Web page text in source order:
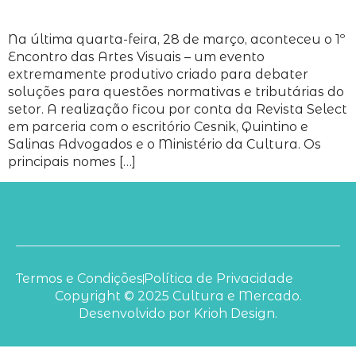
Na última quarta-feira, 28 de março, aconteceu o 1º
Encontro das Artes Visuais – um evento
extremamente produtivo criado para debater
soluções para questões normativas e tributárias do
setor. A realização ficou por conta da Revista Select
em parceria com o escritório Cesnik, Quintino e
Salinas Advogados e o Ministério da Cultura. Os
principais nomes […]
Copyright © 2025 Cultura e Mercado.
Desenvolvido por Krioh Design.
Termos e Condições Política de Privacidade